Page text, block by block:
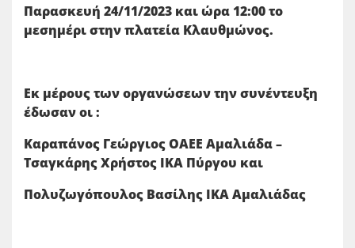
Παρασκευή 24/11/2023 και ώρα 12:00 το
μεσημέρι στην πλατεία Κλαυθμώνος.
Εκ μέρους των οργανώσεων την συνέντευξη
έδωσαν οι :
Καραπάνος Γεώργιος ΟΑΕΕ Αμαλιάδα –
Τσαγκάρης Χρήστος ΙΚΑ Πύργου και
Πολυζωγόπουλος Βασίλης ΙΚΑ Αμαλιάδας